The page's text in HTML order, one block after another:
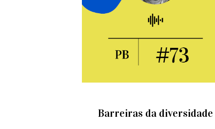
Barreiras da diversidade